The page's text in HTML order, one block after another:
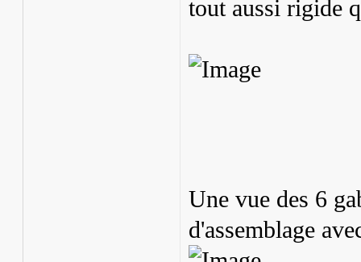
tout aussi rigide
Une vue des 6
d'assemblage